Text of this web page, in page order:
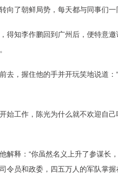
了朝鲜局势，每天都与同事们一
得知李作鹏回到广州后，便特意
去，握住他的手并开玩笑地说道
始工作，陈光为什么就不欢迎自
解释：“你虽然名义上升了参谋长
令员和政委，四五万人的军队掌握